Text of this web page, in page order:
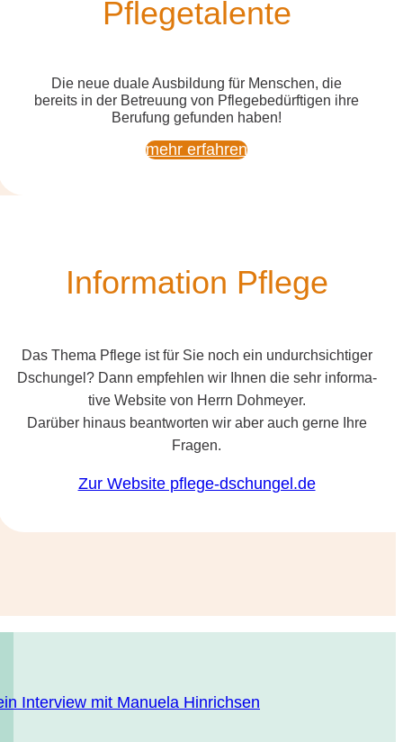
Pflegetalente
Die neue dua­le Aus­bil­dung für Men­schen, die
bereits in der Betreu­ung von Pfle­ge­be­dürf­ti­gen ihre
Beru­fung gefun­den haben!
mehr erfah­ren
Infor­ma­ti­on Pflege
Das The­ma Pfle­ge ist für Sie noch ein undurch­sich­ti­ger
Dschun­gel? Dann emp­feh­len wir Ihnen die sehr infor­ma­
ti­ve Web­site von Herrn Doh­mey­er.
Dar­über hin­aus beant­wor­ten wir aber auch ger­ne Ihre
Fragen.
Zur Web­site pflege-dschungel.de